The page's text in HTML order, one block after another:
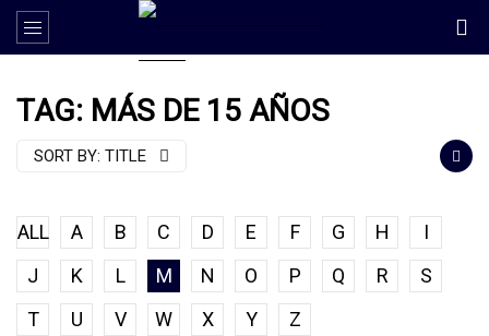
TAG: MÁS DE 15 AÑOS
SORT BY: TITLE
ALL A B C D E F G H
I
J
K L M N O P Q R
S
T
U V W X Y Z